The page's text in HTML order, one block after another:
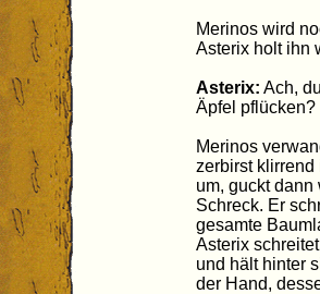
Merinos wird
Asterix holt ihn
Asterix: Ach,
Äpfel pflücken?
Merinos
zerbirst
um, guckt
Schreck. Er
gesamte
Asterix
und hält hinter
der Hand,